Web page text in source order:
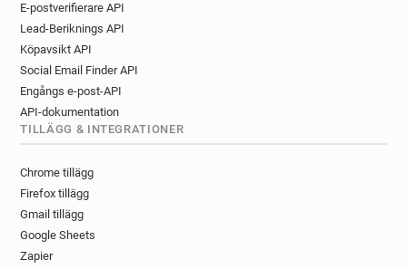
E-postverifierare API
Lead-Beriknings API
Köpavsikt API
Social Email Finder API
Engångs e-post-API
API-dokumentation
TILLÄGG & INTEGRATIONER
Chrome tillägg
Firefox tillägg
Gmail tillägg
Google Sheets
Zapier